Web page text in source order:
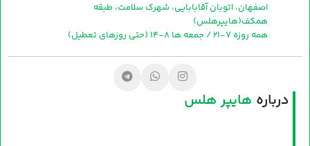
اصفهان، اتوبان آقابابایی، شهرک سلامت، طبقه
همکف(هایپرهلس)
همه روزه 7-21 / جمعه ها 8-14 (حتی روزهای تعطیل)
درباره هایپر هلس